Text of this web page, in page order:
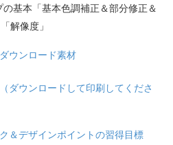
基本「基本色調補正＆部分修正＆
解像度」
ウンロード素材
ウンロードして印刷してくださ
＆デザインポイントの習得目標